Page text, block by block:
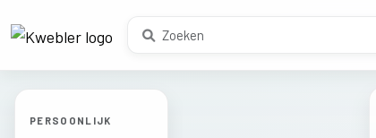
PERSOONLIJK